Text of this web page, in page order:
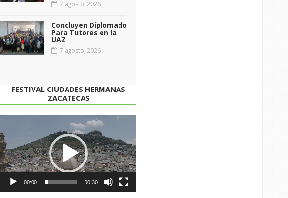
7 agosto, 2026
Concluyen Diplomado
Para Tutores en la
UAZ
7 agosto, 2026
FESTIVAL CIUDADES HERMANAS
ZACATECAS
de
vídeo
00:00 00:30